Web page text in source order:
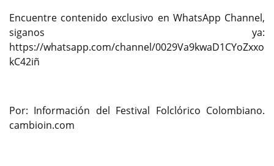
Encuentre contenido exclusivo en WhatsApp Channel,
siganos ya:
https://whatsapp.com/channel/0029Va9kwaD1CYoZxxo
kC42iñ
Por: Información del Festival Folclórico Colombiano.
cambioin.com